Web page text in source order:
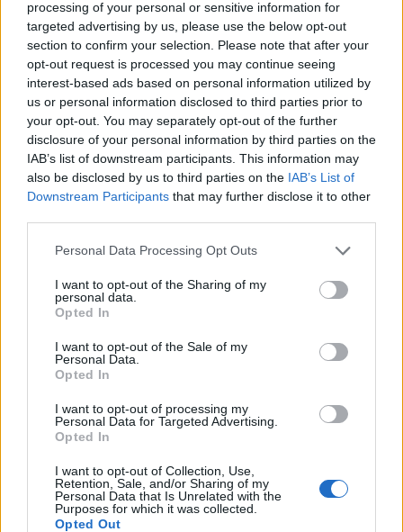
processing of your personal or sensitive information for
targeted advertising by us, please use the below opt-out
section to confirm your selection. Please note that after your
opt-out request is processed you may continue seeing
interest-based ads based on personal information utilized by
us or personal information disclosed to third parties prior to
your opt-out. You may separately opt-out of the further
disclosure of your personal information by third parties on the
IAB’s list of downstream participants. This information may
also be disclosed by us to third parties on the IAB’s List of
Downstream Participants that may further disclose it to other
Personal Data Processing Opt Outs
I want to opt-out of the Sharing of my
personal data.
Opted In
I want to opt-out of the Sale of my
Personal Data.
Opted In
I want to opt-out of processing my
Personal Data for Targeted Advertising.
Opted In
I want to opt-out of Collection, Use,
Retention, Sale, and/or Sharing of my
Personal Data that Is Unrelated with the
Purposes for which it was collected.
Opted Out
Borriello: "Lascio Belen e non ci
ripenso"
16/12/2008
"XFactor sfiderà il Grande
Fratello"
Luxuria: "Il vero trash è in
01/09/2008
Isola dei famosi, naufragio
30/08/2008